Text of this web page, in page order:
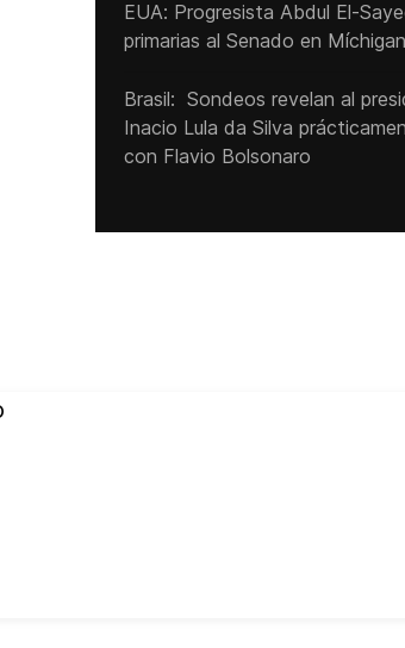
EUA: Progresista Abdul El-
primarias al Senado ‌en Míchigan
Brasil: Sondeos revelan al
Inacio Lula da Silva
con Flavio Bolsonaro